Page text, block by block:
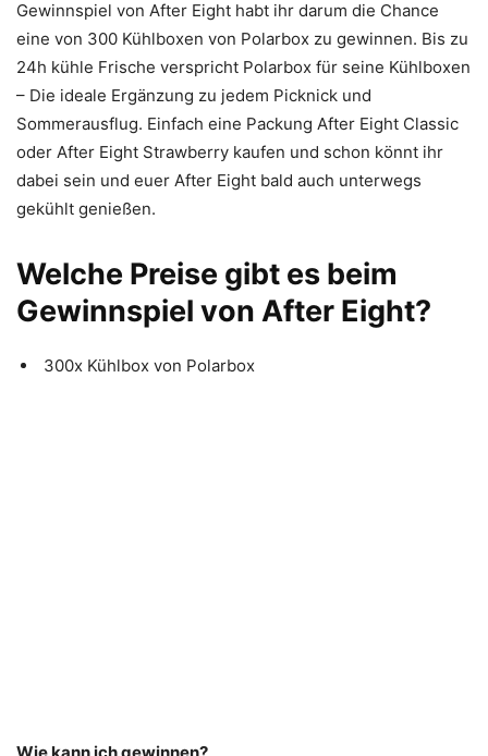
Gewinnspiel von After Eight habt ihr darum die Chance
eine von 300 Kühlboxen von Polarbox zu gewinnen. Bis zu
24h kühle Frische verspricht Polarbox für seine Kühlboxen
– Die ideale Ergänzung zu jedem Picknick und
Sommerausflug. Einfach eine Packung After Eight Classic
oder After Eight Strawberry kaufen und schon könnt ihr
dabei sein und euer After Eight bald auch unterwegs
gekühlt genießen.
Welche Preise gibt es beim
Gewinnspiel von After Eight?
300x Kühlbox von Polarbox